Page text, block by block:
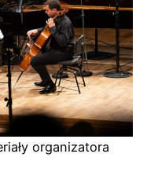
organizatora